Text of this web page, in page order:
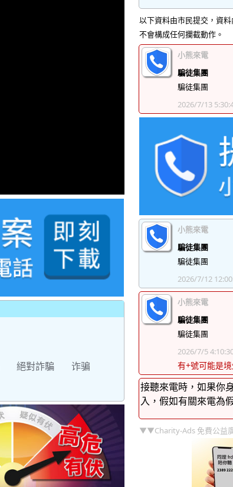
絕對詐騙
诈骗
以下資料由市民提交，資
不會構成任何攔截動作。
小熊來電
騙徒集團
騙徒集團
2026/7/13
小熊來電
騙徒集團
騙徒集團
2026/7/12
小熊來電
騙徒集團
騙徒集團
2026/7/5
有+號可能是
接聽來電時，如果你
入，假如有關來電為
▼▼Charity-Ads 免費公益